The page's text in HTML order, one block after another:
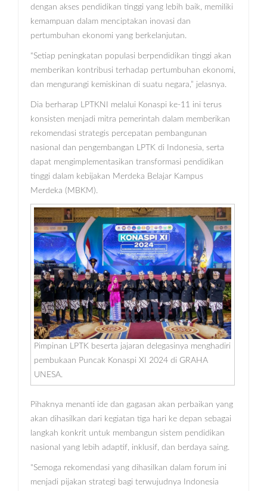
dengan akses pendidikan tinggi yang lebih baik, memiliki
kemampuan dalam menciptakan inovasi dan
pertumbuhan ekonomi yang berkelanjutan.
“Setiap peningkatan populasi berpendidikan tinggi akan
memberikan kontribusi terhadap pertumbuhan ekonomi,
dan mengurangi kemiskinan di suatu negara,” jelasnya.
Dia berharap LPTKNI melalui Konaspi ke-11 ini terus
konsisten menjadi mitra pemerintah dalam memberikan
rekomendasi strategis percepatan pembangunan
nasional dan pengembangan LPTK di Indonesia, serta
dapat mengimplementasikan transformasi pendidikan
tinggi dalam kebijakan Merdeka Belajar Kampus
Merdeka (MBKM).
Pimpinan LPTK beserta jajaran delegasinya menghadiri
pembukaan Puncak Konaspi XI 2024 di GRAHA
UNESA.
Pihaknya menanti ide dan gagasan akan perbaikan yang
akan dihasilkan dari kegiatan tiga hari ke depan sebagai
langkah konkrit untuk membangun sistem pendidikan
nasional yang lebih adaptif, inklusif, dan berdaya saing.
"Semoga rekomendasi yang dihasilkan dalam forum ini
menjadi pijakan strategi bagi terwujudnya Indonesia